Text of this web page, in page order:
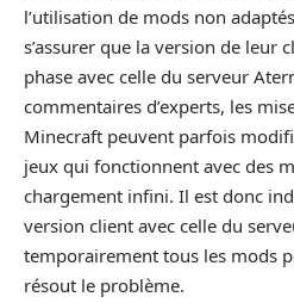
l’utilisation de mods non
s’assurer que la version de leur
phase avec celle du serveur
commentaires d’experts, les
Minecraft peuvent parfois
jeux qui fonctionnent avec des
chargement infini. Il est donc
version client avec celle du
temporairement tous les mods
résout le problème.